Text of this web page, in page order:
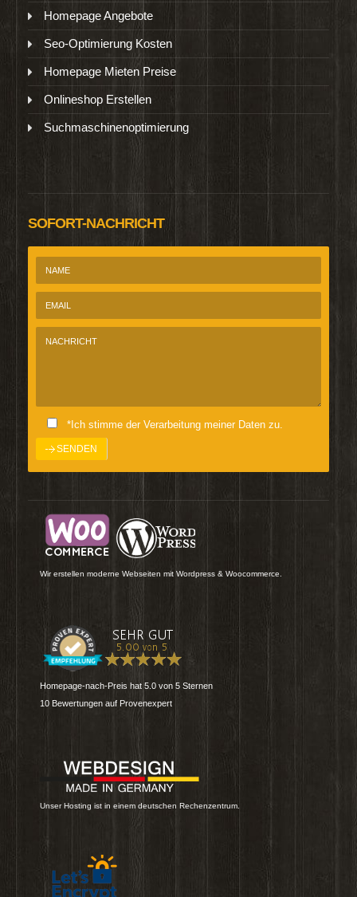
Homepage Angebote
Seo-Optimierung Kosten
Homepage Mieten Preise
Onlineshop Erstellen
Suchmaschinenoptimierung
SOFORT-NACHRICHT
*Ich stimme der Verarbeitung meiner Daten zu.
Wir erstellen moderne Webseiten mit Wordpress & Woocommerce.
Homepage-nach-Preis hat 5.0 von 5 Sternen
10 Bewertungen auf Provenexpert
Unser Hosting ist in einem deutschen Rechenzentrum.